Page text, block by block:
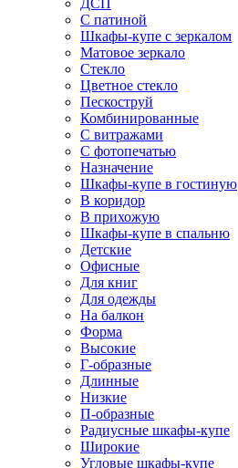
ДСП
С патиной
Шкафы-купе с зеркалом
Матовое зеркало
Стекло
Цветное стекло
Пескоструй
Комбинированные
С витражами
С фотопечатью
Назначение
Шкафы-купе в гостиную
В коридор
В прихожую
Шкафы-купе в спальню
Детские
Офисные
Для книг
Для одежды
На балкон
Форма
Высокие
Г-образные
Длинные
Низкие
П-образные
Радиусные шкафы-купе
Широкие
Угловые шкафы-купе